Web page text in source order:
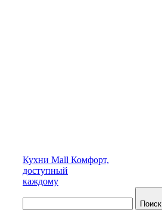
Кухни Mall Комфорт,
доступный
каждому
Поиск